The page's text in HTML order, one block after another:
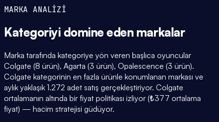
MARKA ANALİZİ
Kategoriyi domine eden markalar
Marka tarafında kategoriye yön veren başlıca oyuncular
Colgate (8 ürün), Agarta (3 ürün), Opalescence (3 ürün).
Colgate kategorinin en fazla ürünle konumlanan markası ve
aylık yaklaşık 1.272 adet satış gerçekleştiriyor. Colgate
ortalamanın altında bir fiyat politikası izliyor (₺377 ortalama
fiyat) — hacim stratejisi güdüyor.